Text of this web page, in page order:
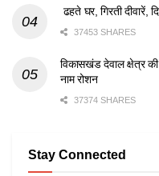
ढहते घर, गिरती दीवारें,
37453 SHARES
विकासखंड देवाल क्षेत्र की
नाम रोशन
37374 SHARES
Stay Connected